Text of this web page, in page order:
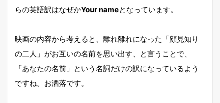
らの英語訳はなぜかYour nameとなっています。
映画の内容から考えると、離れ離れになった「顔見知り
の二人」がお互いの名前を思い出す、と言うことで、
「あなたの名前」という名詞だけの訳になっているよう
ですね。お洒落です。